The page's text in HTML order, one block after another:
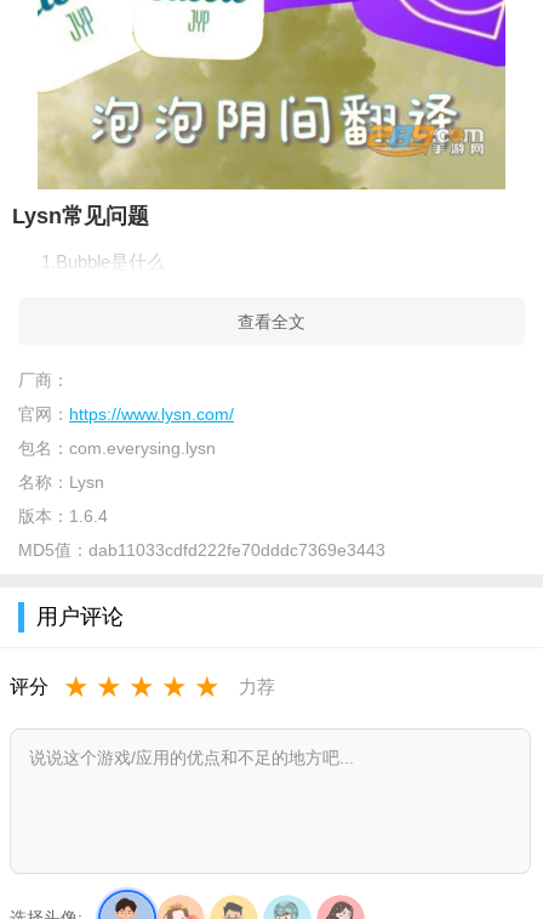
Lysn常见问题
1.Bubble是什么
一回复(3条30字以内的文字)，所有回复可推送给爱豆。
2.怎么使用bubble
平时就等着他上线就完事，软件自带翻译(但是翻译很懒，站
收到消息可以回复，他也能看到(但不一定能看到你的因为回
按月订阅，app内购买使用券。折合2265rmb约27元。一张
4.lysn是真人回复吗
lysn内都是sm旗下艺人亲自回复的，让艺人和粉丝互相生
查看全文
厂商：
官网： https://www.lysn.com/
包名： com.everysing.lysn
名称： Lysn
版本： 1.6.4
MD5值： dab11033cdfd222fe70dddc7369e3443
用户评论
评分 ★ ★ ★ ★ ★ 力荐